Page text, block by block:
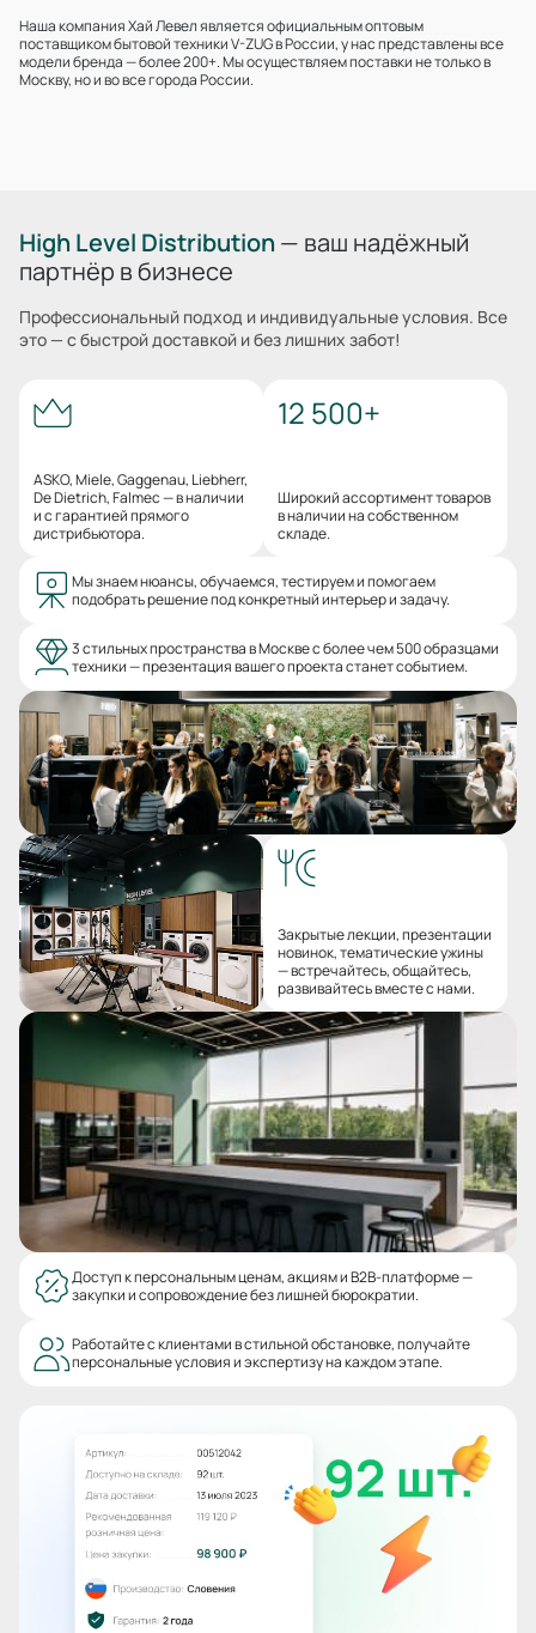
Наша компания Хай Левел является официальным оптовым
поставщиком бытовой техники V-ZUG в России, у нас представлены все
модели бренда — более 200+. Мы осуществляем поставки не только в
Москву, но и во все города России.
High Level Distribution — ваш надёжный
партнёр в бизнесе
Профессиональный подход и индивидуальные условия. Все
это — с быстрой доставкой и без лишних забот!
ASKO, Miele, Gaggenau, Liebherr,
De Dietrich, Falmec — в наличии
и с гарантией прямого
дистрибьютора.
12 500+
Широкий ассортимент товаров
в наличии на собственном
складе.
Мы знаем нюансы, обучаемся, тестируем и помогаем
подобрать решение под конкретный интерьер и задачу.
3 стильных пространства в Москве с более чем 500 образцами
техники — презентация вашего проекта станет событием.
Закрытые лекции, презентации
новинок, тематические ужины
— встречайтесь, общайтесь,
развивайтесь вместе с нами.
Доступ к персональным ценам, акциям и B2B-платформе —
закупки и сопровождение без лишней бюрократии.
Работайте с клиентами в стильной обстановке, получайте
персональные условия и экспертизу на каждом этапе.